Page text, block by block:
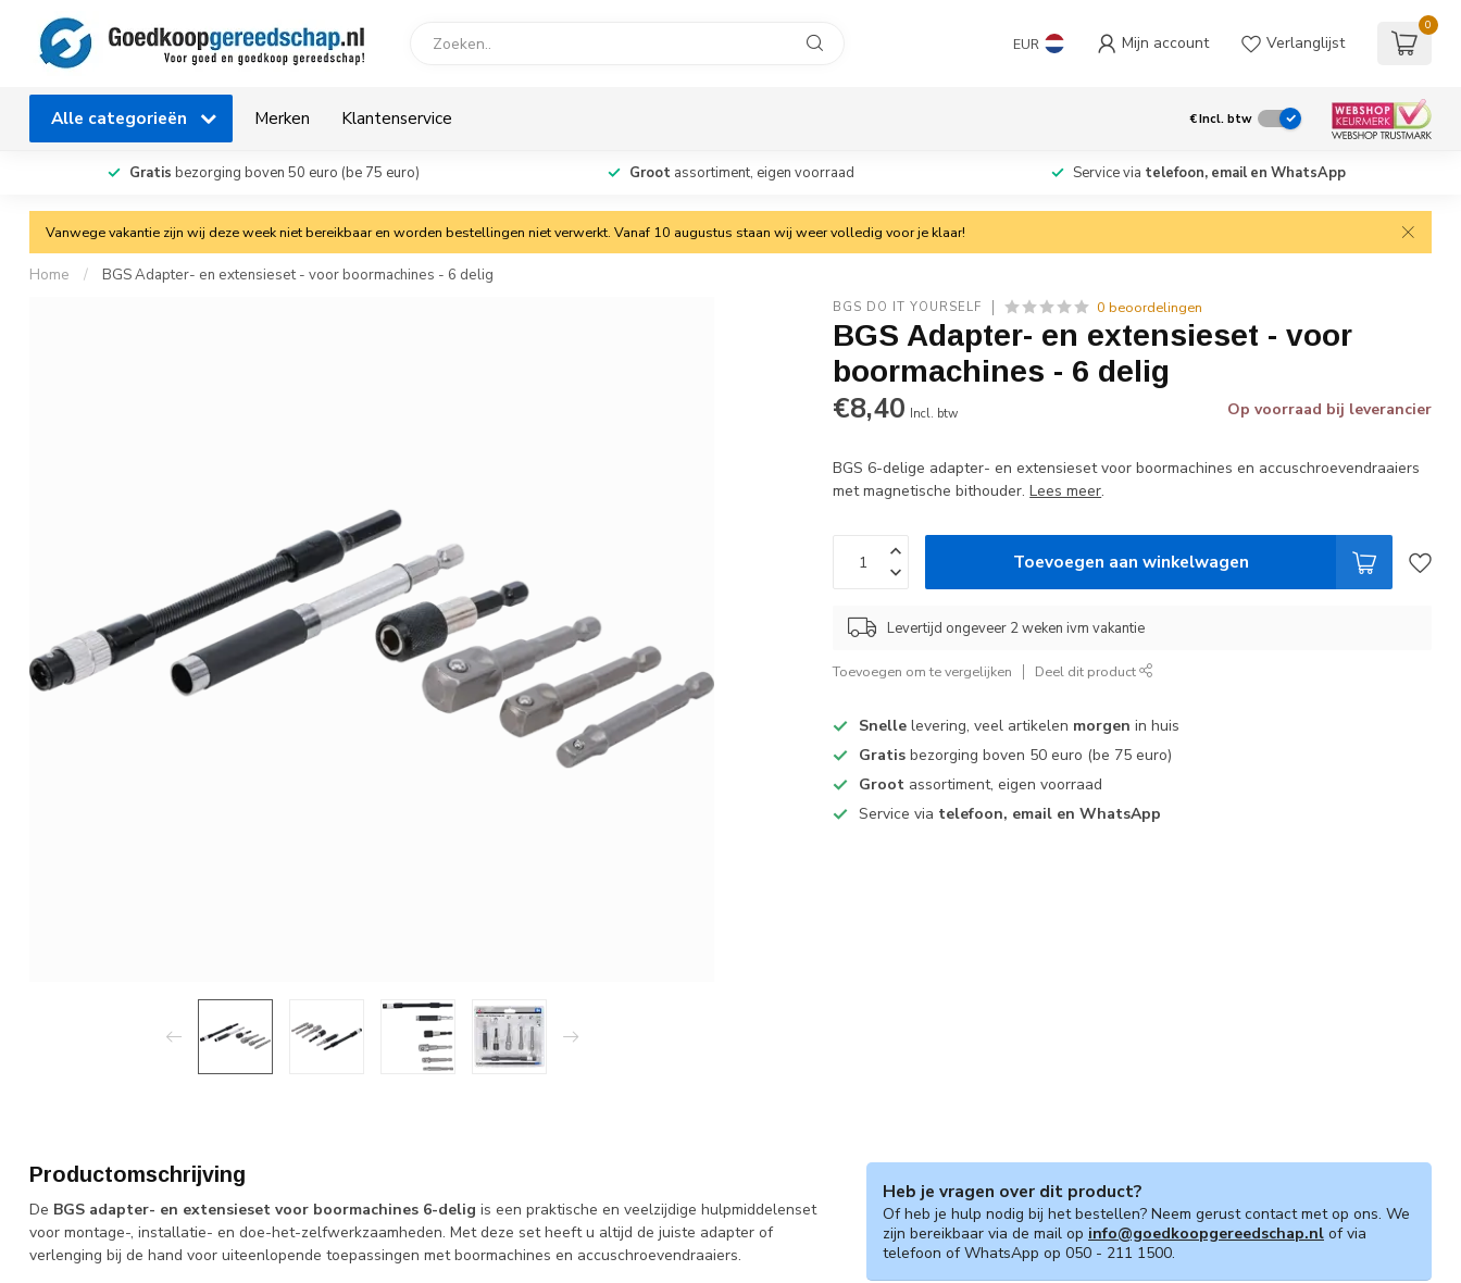
EUR Mijn account Verlanglijst
0
Alle categorieën Merken Klantenservice €Incl. btw
Gratis bezorging boven 50 euro (be 75 euro) Grootassortiment, eigen voorraad Service via telefoon, email en WhatsApp
Vanwege vakantie zijn wij deze week niet bereikbaar en worden bestellingen niet verwerkt. Vanaf 10 augustus staan wij weer volledig voor je klaar!
Home / BGS Adapter- en extensieset - voor boormachines - 6 delig
BGS DO IT YOURSELF 0 beoordelingen
BGS Adapter- en extensieset - voor
boormachines - 6 delig
€8,40 Incl. btw Op voorraad bij leverancier
BGS 6-delige adapter- en extensieset voor boormachines en accuschroevendraaiers
met magnetische bithouder.Lees meer.
Toevoegen aan winkelwagen
Levertijd ongeveer 2 weken ivm vakantie
Toevoegen om te vergelijken Deel dit product
Snelle levering, veel artikelen morgen in huis
Gratis bezorging boven 50 euro (be 75 euro)
Groot assortiment, eigen voorraad
Service via telefoon, email en WhatsApp
Productomschrijving
De BGS adapter- en extensieset voor boormachines 6-delig is een praktische en veelzijdige hulpmiddelenset
voor montage-, installatie- en doe-het-zelfwerkzaamheden. Met deze set heeft u altijd de juiste adapter of
verlenging bij de hand voor uiteenlopende toepassingen met boormachines en accuschroevendraaiers.
Heb je vragen over dit product?
Of heb je hulp nodig bij het bestellen? Neem gerust contact met op ons. We
zijn bereikbaar via de mail op info@goedkoopgereedschap.nl of via
telefoon of WhatsApp op 050 - 211 1500.